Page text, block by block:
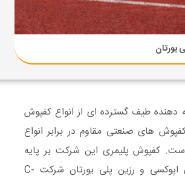
یورتان
دهنده طیف گسترده ای از انواع کفپوش
های صنعتی مقاوم در برابر انواع
کفپوش پلیمری این شرکت بر پایه
انواع رزین های اپوکسی و رزین پلی یورتان شرکت C-